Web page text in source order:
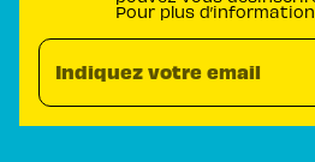
Pour plus
Indiquez votre email